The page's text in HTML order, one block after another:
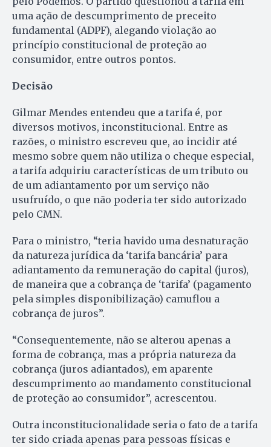
uma ação de descumprimento de preceito
fundamental (ADPF), alegando violação ao
princípio constitucional de proteção ao
consumidor, entre outros pontos.
Decisão
Gilmar Mendes entendeu que a tarifa é, por
diversos motivos, inconstitucional. Entre as
razões, o ministro escreveu que, ao incidir até
mesmo sobre quem não utiliza o cheque especial,
a tarifa adquiriu características de um tributo ou
de um adiantamento por um serviço não
usufruído, o que não poderia ter sido autorizado
pelo CMN.
Para o ministro, “teria havido uma desnaturação
da natureza jurídica da ‘tarifa bancária’ para
adiantamento da remuneração do capital (juros),
de maneira que a cobrança de ‘tarifa’ (pagamento
pela simples disponibilização) camuflou a
cobrança de juros”.
“Consequentemente, não se alterou apenas a
forma de cobrança, mas a própria natureza da
cobrança (juros adiantados), em aparente
descumprimento ao mandamento constitucional
de proteção ao consumidor”, acrescentou.
Outra inconstitucionalidade seria o fato de a tarifa
ter sido criada apenas para pessoas físicas e